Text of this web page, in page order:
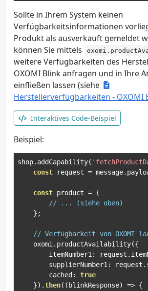
Sollte in Ihrem System keinen
Verfügbarkeitsinformationen
Produkt als ausverkauft gemeldet
können Sie mittels
weitere Verfügbarkeiten des
OXOMI Blink anfragen und in Ihre
einfließen lassen (siehe
Herstellerverfügbarkeiten - OXOMI
Interaktives Code-Beispiel
Beispiel:
shop. addCapability(
const request = message.
const product = {
// ... (siehe oben)
};
// Verfügbarkeit von
    oxomi
. productAvailability({
        itemNumber1
: request .
        supplierNumber1
: request .
        cached
:
true
}).then(( blinkResponse) => {